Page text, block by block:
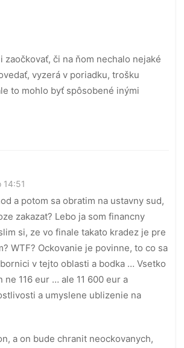
zaočkovať, či na ňom nechalo nejaké
vyzerá v poriadku, trošku
to mohlo byť spôsobené inými
14:51
a potom sa obratim na ustavny sud,
zakazat? Lebo ja som financny
si, ze vo finale takato kradez je pre
WTF? Ockovanie je povinne, to co sa
v tejto oblasti a bodka … Vsetko
ne 116 eur … ale 11 600 eur a
a umyslene ublizenie na
a on bude chranit neockovanych,